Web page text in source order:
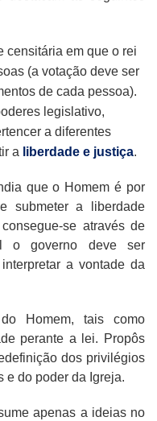
censitária em que o rei
(a votação deve ser
de cada pessoa).
legislativo,
a diferentes
a liberdade e justiça.
que o Homem é por
submeter a liberdade
se através de
o governo deve ser
a vontade da
Homem, tais como
perante a lei. Propôs
dos privilégios
e do poder da Igreja.
apenas a ideias no